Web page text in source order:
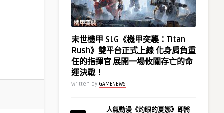
末世機甲 SLG《機甲突襲：Titan
Rush》雙平台正式上線 化身肩負重
任的指揮官 展開一場攸關存亡的命
運決戰！
Written by GAMENEWS
人氣動漫《灼眼的夏娜》即將